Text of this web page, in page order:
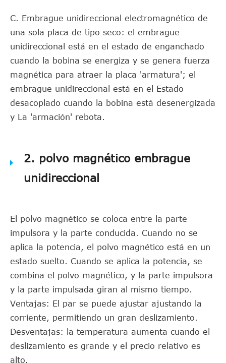
C. Embrague unidireccional electromagnético de
una sola placa de tipo seco: el embrague
unidireccional está en el estado de enganchado
cuando la bobina se energiza y se genera fuerza
magnética para atraer la placa 'armatura'; el
embrague unidireccional está en el Estado
desacoplado cuando la bobina está desenergizada
y La 'armación' rebota.
2. polvo magnético embrague
unidireccional
El polvo magnético se coloca entre la parte
impulsora y la parte conducida. Cuando no se
aplica la potencia, el polvo magnético está en un
estado suelto. Cuando se aplica la potencia, se
combina el polvo magnético, y la parte impulsora
y la parte impulsada giran al mismo tiempo.
Ventajas: El par se puede ajustar ajustando la
corriente, permitiendo un gran deslizamiento.
Desventajas: la temperatura aumenta cuando el
deslizamiento es grande y el precio relativo es
alto.